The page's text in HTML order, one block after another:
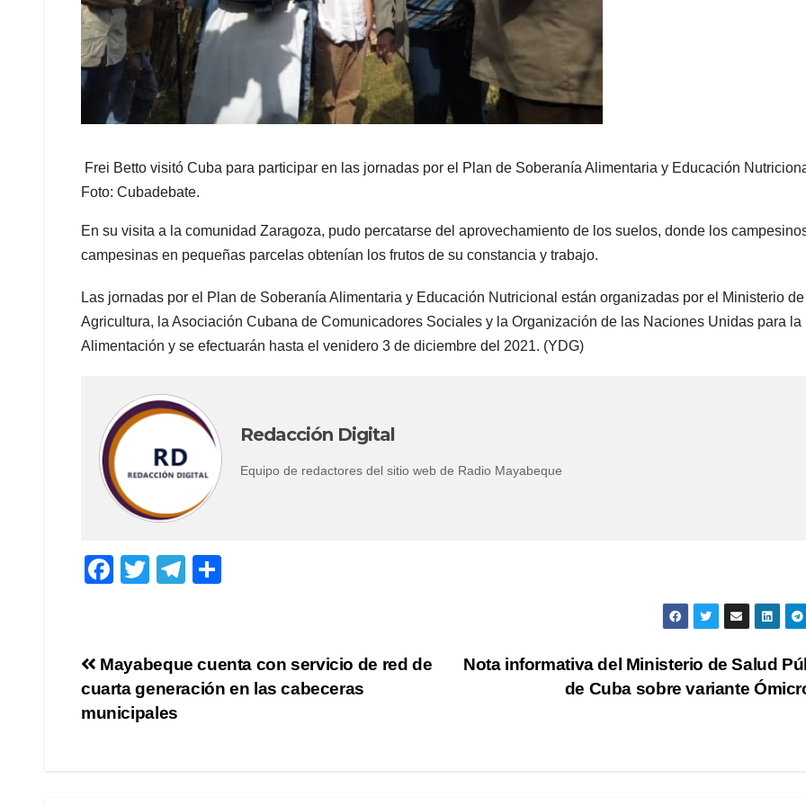
Frei Betto visitó Cuba para participar en las jornadas por el Plan de Soberanía Alimentaria y Educación
Foto: Cubadebate.
En su visita a la comunidad Zaragoza, pudo percatarse del aprovechamiento de los suelos, donde los
campesinas en pequeñas parcelas obtenían los frutos de su constancia y trabajo.
Las jornadas por el Plan de Soberanía Alimentaria y Educación Nutricional están organizadas por el Ministerio de
Agricultura, la Asociación Cubana de Comunicadores Sociales y la Organización de las Naciones Unidas para la
Alimentación y se efectuarán hasta el venidero 3 de diciembre del 2021. (YDG)
Redacción Digital
Equipo de redactores del sitio web de Radio Mayabeque
F
e
b
o
T
er
T
gr
a
p
ar
Navegación
de
Nota informativa del Ministerio de Salud
de Cuba sobre variante
Mayabeque cuenta con servicio de red de
cuarta generación en las cabeceras
municipales